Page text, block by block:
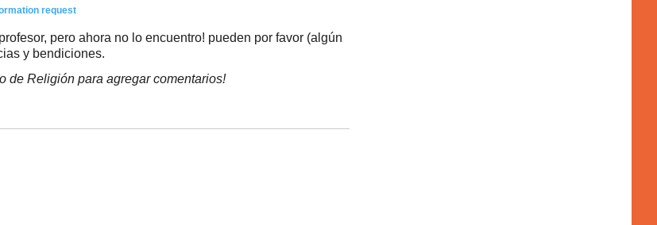
request
pero ahora no lo encuentro! pueden por favor (algún
y bendiciones.
de Religión para agregar comentarios!